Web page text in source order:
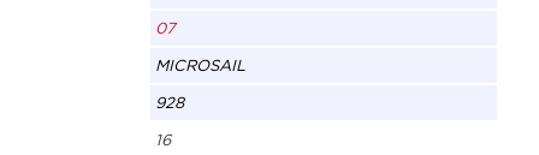
07
MICROSAIL
928
16